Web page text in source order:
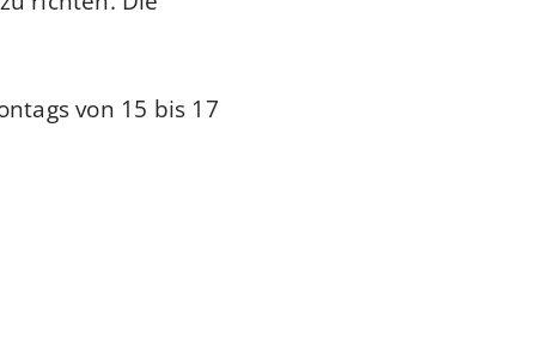
von 15 bis 17